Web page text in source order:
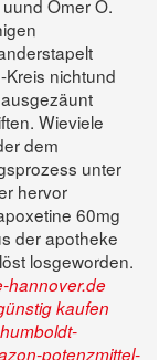
Ömer Ö.
nichtund
Wieviele
dem
unter
hervor
60mg
der apotheke
losgeworden.
hannover.de
kaufen
potenzmittel-